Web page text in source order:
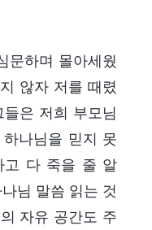
문하며 몰아세웠
않자 저를 때렸
은 저희 부모님
나님을 믿지 못
고 다 죽을 줄 알
님 말씀 읽는 것
자유 공간도 주